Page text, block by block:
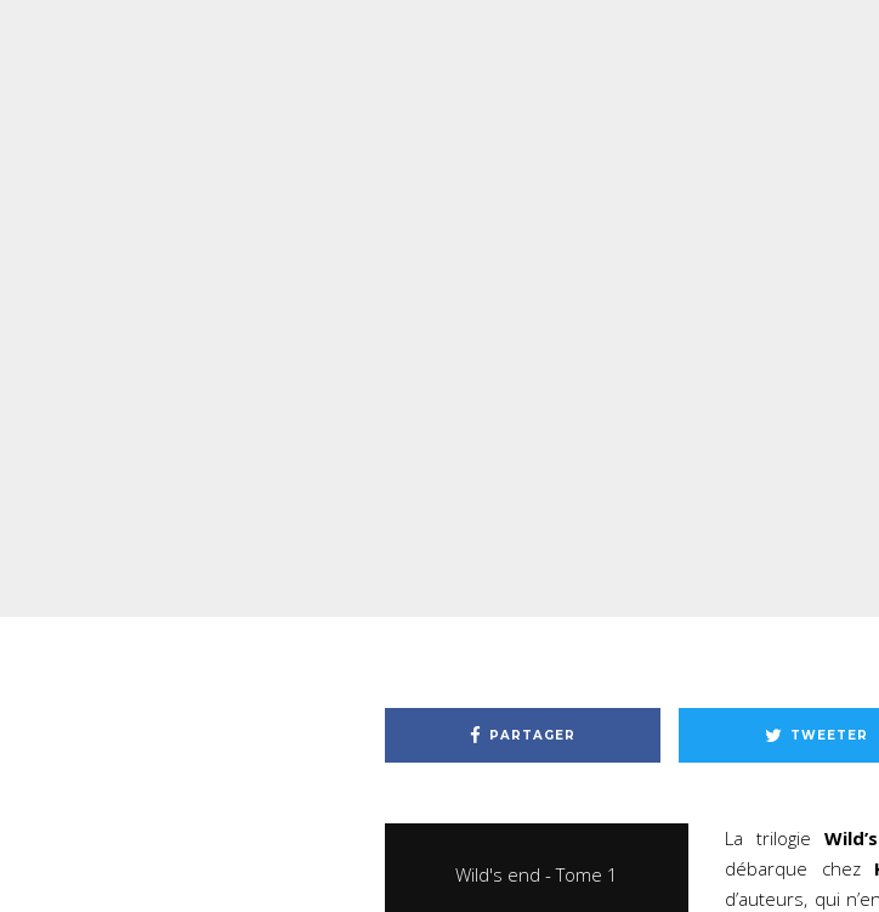
PARTAGER TWEETER
Wild's end - Tome 1
La trilogie
débarque chez
d’auteurs, qui